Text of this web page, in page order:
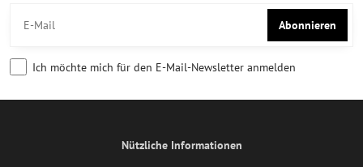
Abonnieren
Ich möchte mich für den E-Mail-Newsletter anmelden
Nützliche Informationen